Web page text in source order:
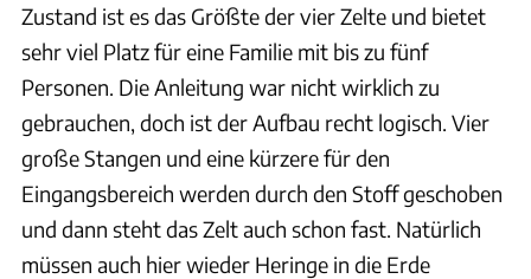
Zustand ist es das Größte der vier Zelte und bietet
sehr viel Platz für eine Familie mit bis zu fünf
Personen. Die Anleitung war nicht wirklich zu
gebrauchen, doch ist der Aufbau recht logisch. Vier
große Stangen und eine kürzere für den
Eingangsbereich werden durch den Stoff geschoben
und dann steht das Zelt auch schon fast. Natürlich
müssen auch hier wieder Heringe in die Erde